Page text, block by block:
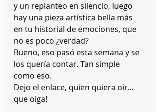
y un replanteo en silencio, luego
hay una pieza artística bella más
en tu historial de emociones, que
no es poco ¿verdad?
Bueno, eso pasó esta semana y se
los quería contar. Tan simple
como eso.
Dejo el enlace, quien quiera oir...
que oiga!